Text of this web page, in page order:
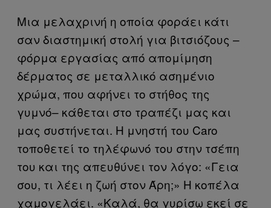
Μια μελαχρινή η οποία φοράει κάτι
σαν διαστημική στολή για βιτσιόζους –
φόρμα εργασίας από απομίμηση
δέρματος σε μεταλλικό ασημένιο
χρώμα, που αφήνει το στήθος της
γυμνό– κάθεται στο τραπέζι μας και
μας συστήνεται. Η μνηστή του Caro
τοποθετεί το τηλέφωνό του στην τσέπη
του και της απευθύνει τον λόγο: «Γεια
σου, τι λέει η ζωή στον Άρη;» Η κοπέλα
χαμογελάει. «Καλά, θα γυρίσω εκεί σε